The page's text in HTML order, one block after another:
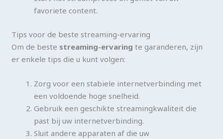
favoriete content.
Tips voor de beste streaming-ervaring
Om de beste streaming-ervaring te garanderen, zijn
er enkele tips die u kunt volgen:
Zorg voor een stabiele internetverbinding met
een voldoende hoge snelheid.
Gebruik een geschikte streamingkwaliteit die
past bij uw internetverbinding.
Sluit andere apparaten af die uw